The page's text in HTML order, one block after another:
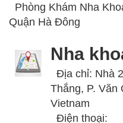
Phòng Khám Nha
Quận Hà Đông
Nha
Địa chỉ: Nhà
Thắng, P. Văn
Vietnam
Điện thoại: